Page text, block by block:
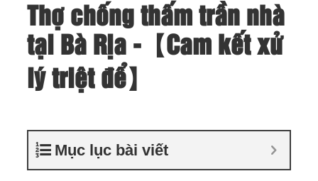
Thợ chống thấm trần nhà
tại Bà Rịa -【Cam kết xử
lý triệt để】
Mục lục bài viết